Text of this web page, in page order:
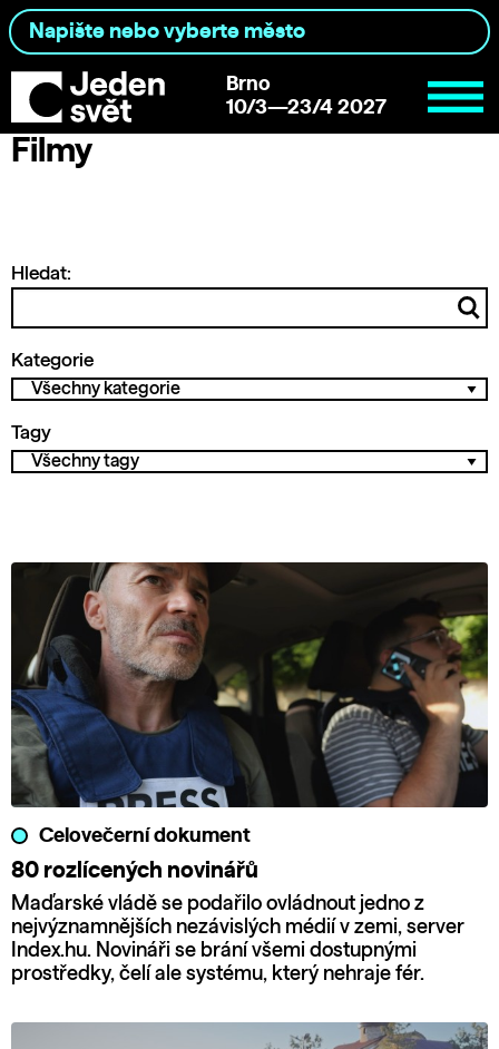
Brno
10/3—23/4 2027
Filmy
Hledat:
Kategorie
Tagy
Celovečerní dokument
80 rozlícených novinářů
Maďarské vládě se podařilo ovládnout jedno z
nejvýznamnějších nezávislých médií v zemi, server
Index.hu. Novináři se brání všemi dostupnými
prostředky, čelí ale systému, který nehraje fér.